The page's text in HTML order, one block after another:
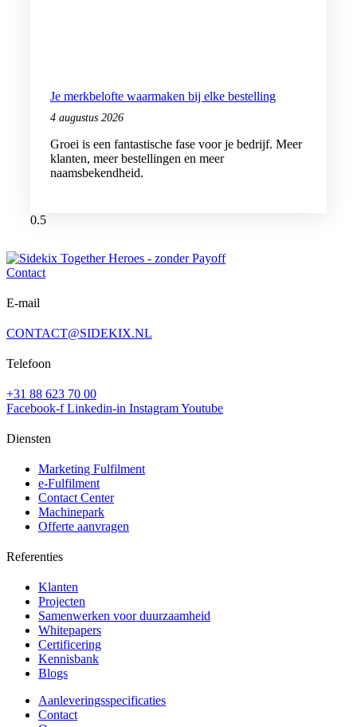
Je merkbelofte waarmaken bij elke bestelling
4 augustus 2026
Groei is een fantastische fase voor je bedrijf. Meer
klanten, meer bestellingen en meer
naamsbekendheid.
Contact
E-mail
CONTACT@SIDEKIX.NL
Telefoon
+31 88 623 70 00
Facebook-f Linkedin-in InstagramYoutube
Diensten
Marketing Fulfilment
e-Fulfilment
Contact Center
Machinepark
Offerte aanvragen
Referenties
Klanten
Projecten
Samenwerken voor duurzaamheid
Whitepapers
Certificering
Kennisbank
Blogs
Aanleveringsspecificaties
Contact